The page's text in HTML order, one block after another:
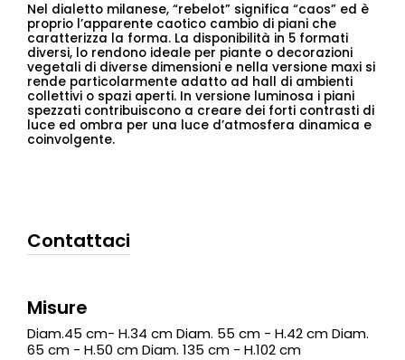
Nel dialetto milanese, “rebelot” significa “caos” ed è
proprio l’apparente caotico cambio di piani che
caratterizza la forma. La disponibilità in 5 formati
diversi, lo rendono ideale per piante o decorazioni
vegetali di diverse dimensioni e nella versione maxi si
rende particolarmente adatto ad hall di ambienti
collettivi o spazi aperti. In versione luminosa i piani
spezzati contribuiscono a creare dei forti contrasti di
luce ed ombra per una luce d’atmosfera dinamica e
coinvolgente.
Contattaci
Misure
Diam.45 cm- H.34 cm Diam. 55 cm - H.42 cm Diam.
65 cm - H.50 cm Diam. 135 cm - H.102 cm